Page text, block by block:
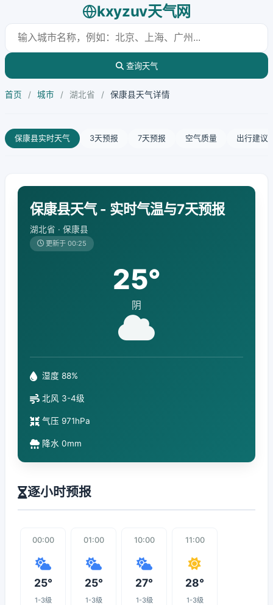
kxyzuv天气网
查询天气
首页 / 城市 / 湖北省 / 保康县天气详情
保康县实时天气 3天预报 7天预报 空气质量 出行建议
保康县天气 - 实时气温与7天预报
湖北省 · 保康县
更新于 00:25
25°
阴
湿度 88%
北风 3-4级
气压 971hPa
降水 0mm
逐小时预报
00:00
25°
1-3级
01:00
25°
1-3级
10:00
27°
1-3级
11:00
28°
1-3级